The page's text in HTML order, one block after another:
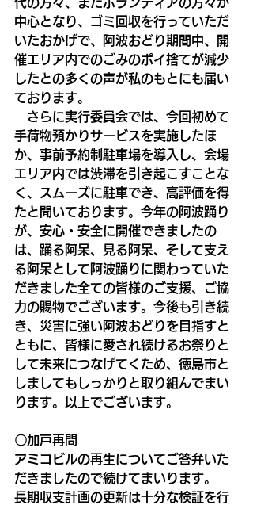
中心となり、ゴミ回収を行っていただ
いたおかげで、阿波おどり期間中、開
催エリア内でのごみのポイ捨てが減少
したとの多くの声が私のもとにも届い
ております。
さらに実行委員会では、今回初めて
手荷物預かりサービスを実施したほ
か、事前予約制駐車場を導入し、会場
エリア内では渋滞を引き起こすことな
く、スムーズに駐車でき、高評価を得
たと聞いております。今年の阿波踊り
が、安心・安全に開催できましたの
は、踊る阿呆、見る阿呆、そして支え
る阿呆として阿波踊りに関わっていた
だきました全ての皆様のご支援、ご協
力の賜物でございます。今後も引き続
き、災害に強い阿波おどりを目指すと
ともに、皆様に愛され続けるお祭りと
して未来につなげてくため、徳島市と
しましてもしっかりと取り組んでまい
ります。以上でございます。
〇加戸再問
アミコビルの再生についてご答弁いた
だきましたので続けてまいります。
長期収支計画の更新は十分な検証を行